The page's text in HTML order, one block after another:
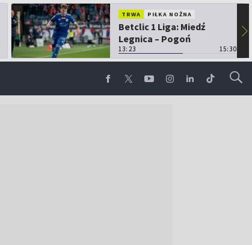
TRWA PIŁKA NOŻNA
Betclic 1 Liga: Miedź
Legnica – Pogoń
Grodzisk Mazowiecki
13:23 15:30
▶